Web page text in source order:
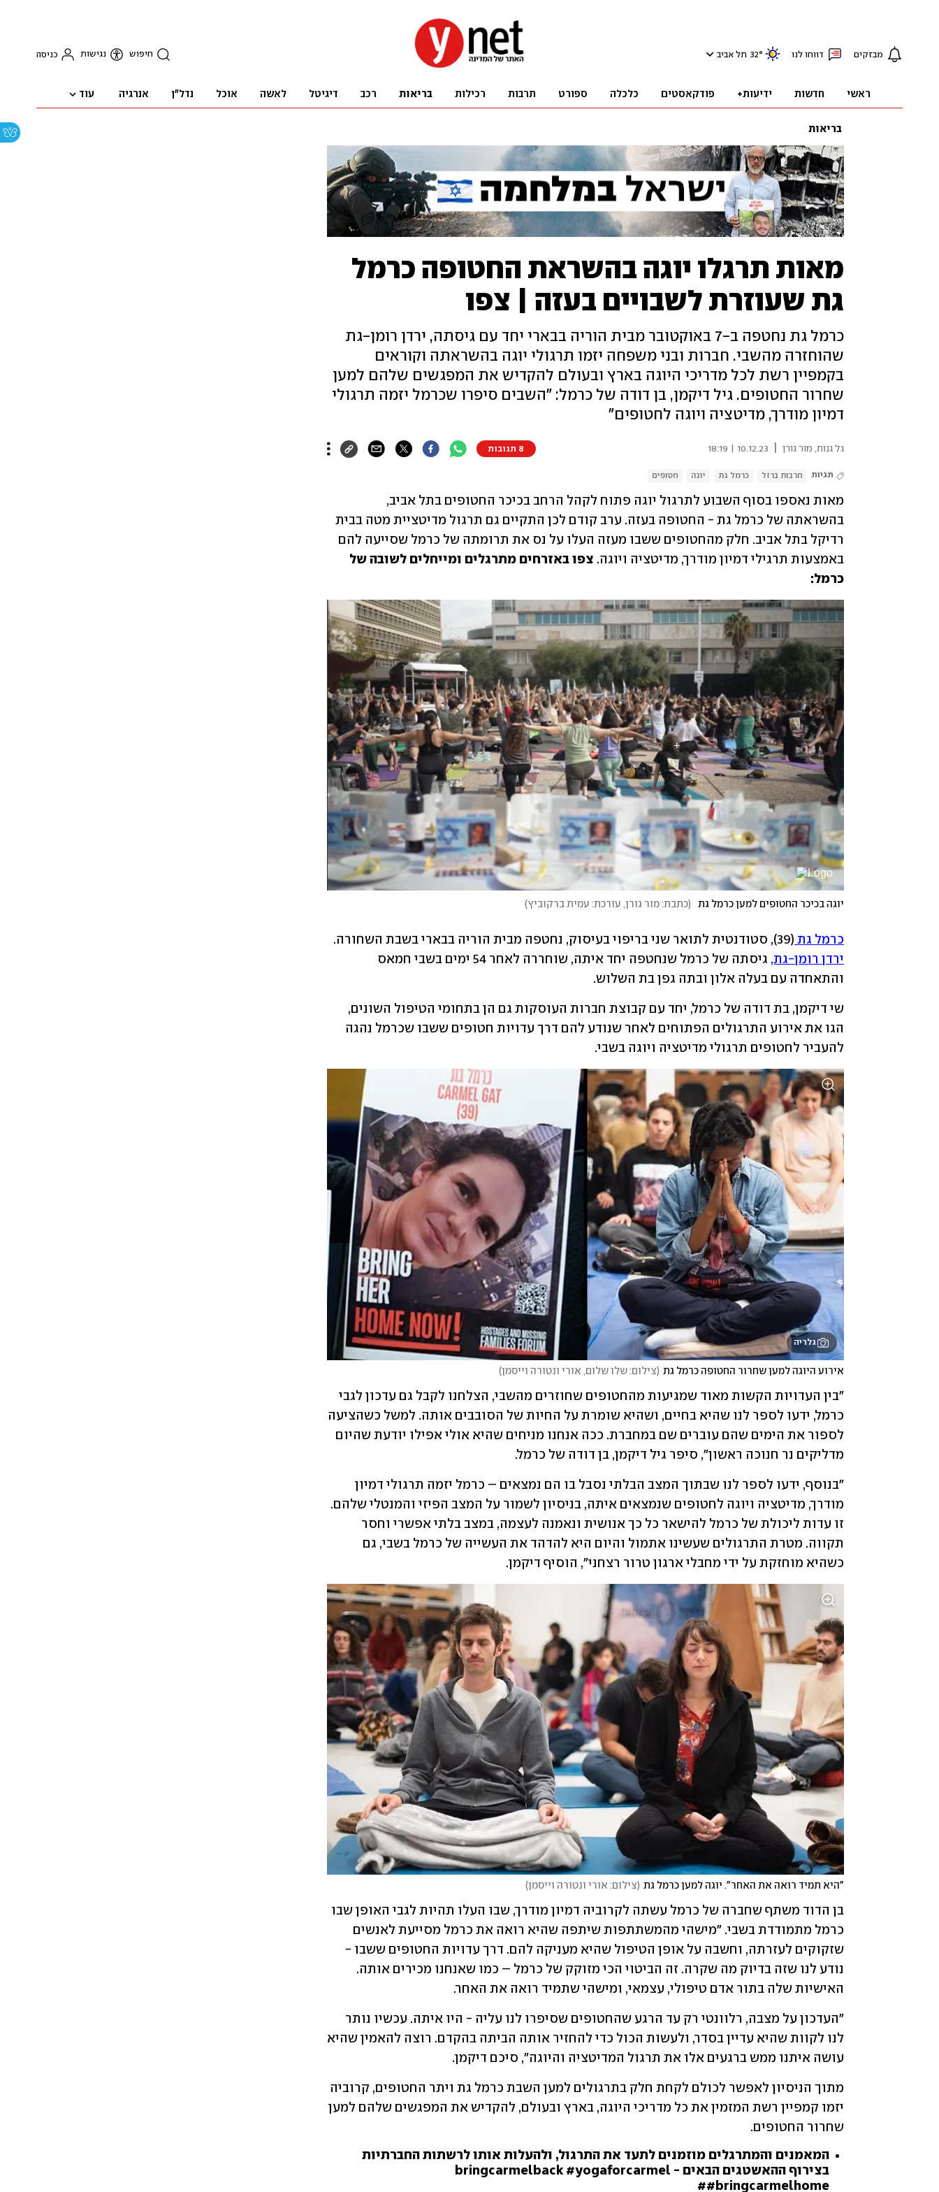
מבזקים דווחו לנו 32° תל אביב חיפוש נגישות כניסה
ראשי חדשות ידיעות+ פודקאסטים כלכלה ספורט תרבות רכילות בריאות רכב דיגיטל לאשה אוכל נדל"ן אנרגיה עוד
בריאות
מאות תרגלו יוגה בהשראת החטופה כרמל
גת שעוזרת לשבויים בעזה | צפו
כרמל גת נחטפה ב-7 באוקטובר מבית הוריה בבארי יחד עם גיסתה, ירדן רומן-גת
שהוחזרה מהשבי. חברות ובני משפחה יזמו תרגולי יוגה בהשראתה וקוראים
בקמפיין רשת לכל מדריכי היוגה בארץ ובעולם להקדיש את המפגשים שלהם למען
שחרור החטופים. גיל דיקמן, בן דודה של כרמל: "השבים סיפרו שכרמל יזמה תרגולי
דמיון מודרך, מדיטציה ויוגה לחטופים"
גל גנות מור גורן 10.12.23 | 18:19 8 תגובות
תגיות חרבות ברזל כרמל גת יוגה חטופים
באמצעות תרגילי דמיון מודרך, מדיטציה ויוגה.
כרמל:
יוגה בכיכר החטופים למען כרמל גת (כתבת: מור גורן, עורכת: עמית ברקוביץ)
כרמל גת (39), סטודנטית לתואר שני בריפוי בעיסוק, נחטפה מבית הוריה בבארי בשבת השחורה.
ירדן רומן-גת,
והתאחדה עם בעלה אלון ובתה גפן בת השלוש.
להעביר לחטופים תרגולי מדיטציה ויוגה בשבי.
גלריה
אירוע היוגה למען שחרור החטופה כרמל גת (צילום: שלו שלום, אורי ונטורה וייסמן)
מדליקים נר חנוכה ראשון", סיפר גיל דיקמן, בן דודה של כרמל.
כשהיא מוחזקת על ידי מחבלי ארגון טרור רצחני", הוסיף דיקמן.
"היא תמיד רואה את האחר". יוגה למען כרמל גת (צילום: אורי ונטורה וייסמן)
האישיות שלה בתור אדם טיפולי, עצמאי, ומישהי שתמיד רואה את האחר.
עושה איתנו ממש ברגעים אלו את תרגול המדיטציה והיוגה", סיכם דיקמן.
שחרור החטופים.
המאמנים והמתרגלים מוזמנים לתעד את התרגול, ולהעלות אותו לרשתות החברתיות
בצירוף ההאשטגים הבאים - bringcarmelback #yogaforcarmel
#bringcarmelhome#